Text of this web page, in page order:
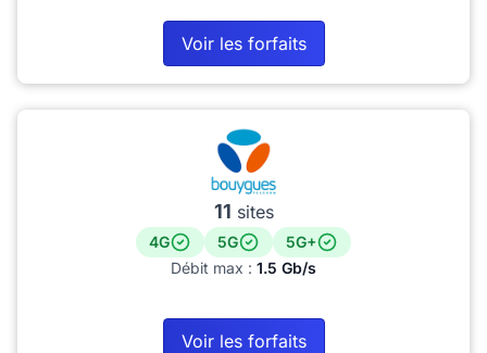
Voir les forfaits
11 sites
4G 5G
5G+
Débit max : 1.5 Gb/s
Voir les forfaits